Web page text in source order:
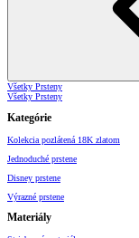
Všetky Prsteny
Všetky Prsteny
Kategórie
Kolekcia pozlátená 18K zlatom
Jednoduché prstene
Disney prstene
Výrazné prstene
Materiály